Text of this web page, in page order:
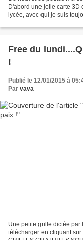
D'abord une jolie carte 3D
lycée, avec qui je suis
Free du
!
Publié le 12/01/2015 à
Par vava
Une petite grille dictée par
télécharger en cliquant sur le logo ci-